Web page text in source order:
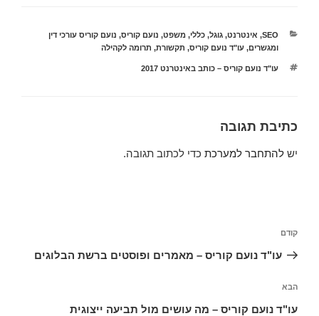
קטגוריות
SEO
, אינטרנט,גוגל,כללי, משפט, נועם קוריס, נועם קוריס עורכי דין
ומגשרים,עו"ד נועם קוריס, תקשורת, תרומה לקהילה
תגיות
עו"ד נועם קוריס – כותב באינטרנט 2017
כתיבת תגובה
יש להתחבר למערכת כדי לכתוב תגובה.
הפוסט
הקודם
קודם
עו"ד נועם קוריס – מאמרים ופוסטים ברשת הבלוגים
הפוסט
הבא
הבא
עו"ד נועם קוריס – מה עושים מול תביעה ייצוגית